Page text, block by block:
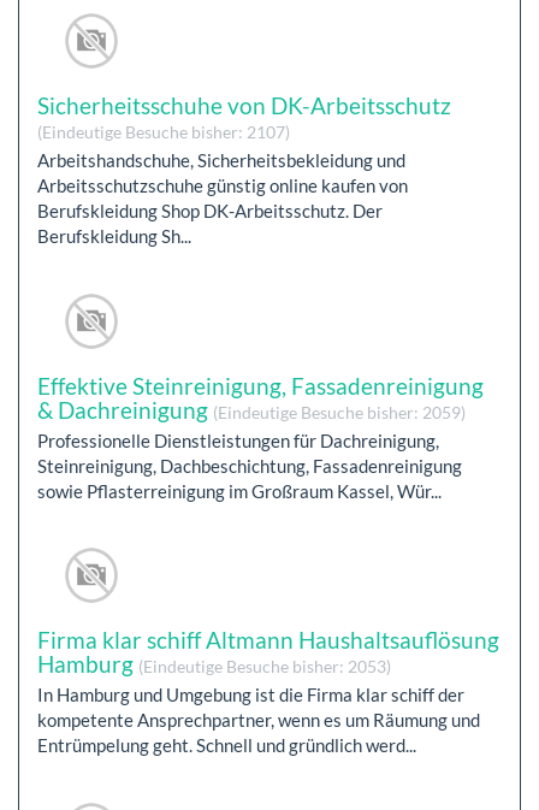
Sicherheitsschuhe von DK-Arbeitsschutz
(Eindeutige Besuche bisher: 2107)
Arbeitshandschuhe, Sicherheitsbekleidung und
Arbeitsschutzschuhe günstig online kaufen von
Berufskleidung Shop DK-Arbeitsschutz. Der
Berufskleidung Sh...
Effektive Steinreinigung, Fassadenreinigung
& Dachreinigung (Eindeutige Besuche bisher: 2059)
Professionelle Dienstleistungen für Dachreinigung,
Steinreinigung, Dachbeschichtung, Fassadenreinigung
sowie Pflasterreinigung im Großraum Kassel, Wür...
Firma klar schiff Altmann Haushaltsauflösung
Hamburg (Eindeutige Besuche bisher: 2053)
In Hamburg und Umgebung ist die Firma klar schiff der
kompetente Ansprechpartner, wenn es um Räumung und
Entrümpelung geht. Schnell und gründlich werd...